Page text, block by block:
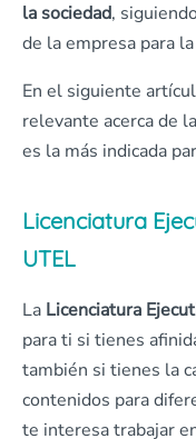
la sociedad,
de la empresa para
En el siguiente
relevante acerca de
es la más indicada
Licenciatura
UTEL
La Licenciatura
para ti si tienes
también si tienes la
contenidos para
te interesa trabajar